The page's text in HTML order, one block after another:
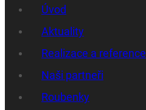
Úvod
Aktuality
Realizace a reference
Naši partneři
Roubenky